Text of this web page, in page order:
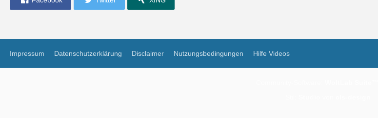
Impressum Datenschutzerklärung Disclaimer Nutzungsbedingungen Hilfe Videos